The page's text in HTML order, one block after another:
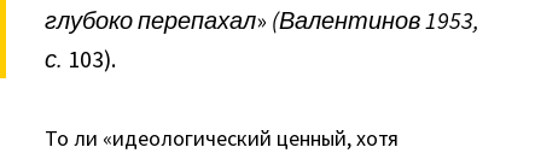
глубоко перепахал» (Валентинов 1953,
с. 103).
То ли «идеологический ценный, хотя